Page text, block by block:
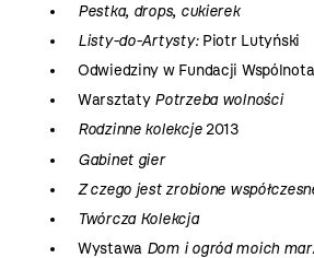
Pestka, drops, cukierek
Listy-do-Artysty:Piotr Lutyński
Odwiedziny w Fundacji
Warsztaty Potrzeba wolności
Rodzinne kolekcje2013
Gabinet gier
Z czego jest zrobione
Twórcza Kolekcja
Wystawa Dom i ogród moich